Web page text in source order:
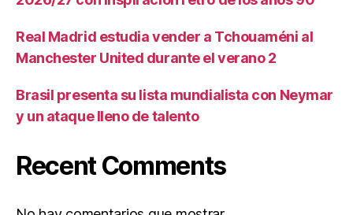
Real Madrid estudia vender a Tchouaméni al
Manchester United durante el verano 2
Brasil presenta su lista mundialista con Neymar
y un ataque lleno de talento
Recent Comments